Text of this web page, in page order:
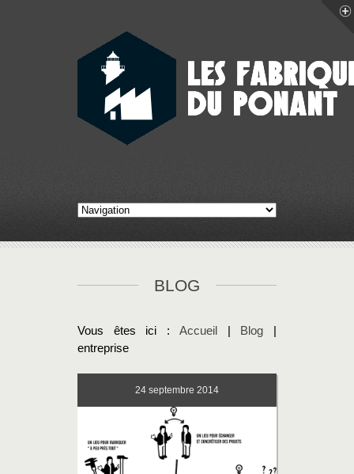
BLOG
Vous êtes ici : Accueil Blog
entreprise
24 septembre 2014